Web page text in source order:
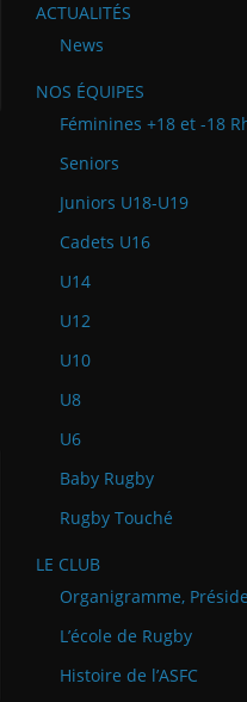
ACTUALITÉS
News
NOS ÉQUIPES
Féminines +18 et -18
Seniors
Juniors U18-U19
Cadets U16
U14
U12
U10
U8
U6
Baby Rugby
Rugby Touché
LE CLUB
Organigramme,
L’école de Rugby
Histoire de l’ASFC